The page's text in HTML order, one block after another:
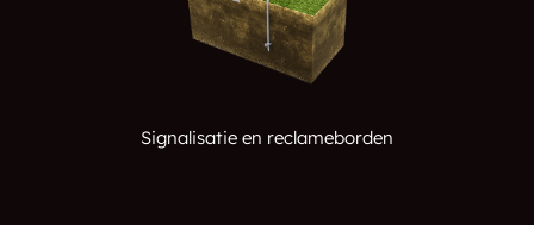
Signalisatie en reclameborden